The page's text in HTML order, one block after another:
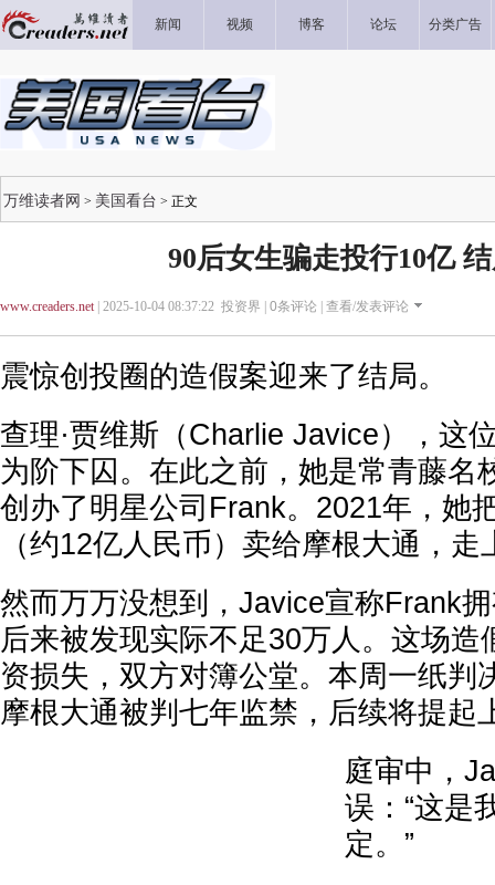
新闻 视频 博客 论坛 分类广告
万维读者网 > 美国看台 > 正文
90后女生骗走投行10亿
www.creaders.net| 2025-10-04 08:37:22 投资界 | 0条评论 | 查看/发表评论
震惊创投圈的造假案迎来了结局。
查理·贾维斯（Charlie Javice），这
为阶下囚。在此之前，她是常青藤名
创办了明星公司Frank。2021年，她
（约12亿人民币）卖给摩根大通，
然而万万没想到，Javice宣称Frank
后来被发现实际不足30万人。这场造
资损失，双方对簿公堂。本周一纸
摩根大通被判七年监禁，后续将提起
庭审中，
误：“这是
定。”